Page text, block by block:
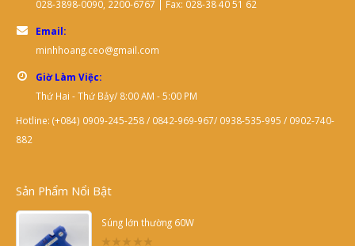
028-3898-0090, 2200-6767 | Fax: 028-38 40 51 62
Email:
minhhoang.ceo@gmail.com
Giờ Làm Việc:
Thứ Hai - Thứ Bảy/ 8:00 AM - 5:00 PM
Hotline: (+084) 0909-245-258 / 0842-969-967/ 0938-535-995 / 0902-740-
882
Sản Phẩm Nổi Bật
Súng lớn thường 60W